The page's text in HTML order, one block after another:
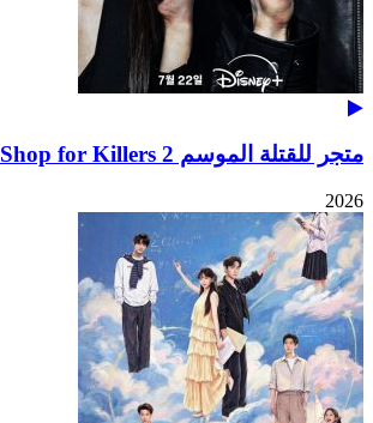
متجر للقتلة الموسم 2 A Shop for Killers
2026